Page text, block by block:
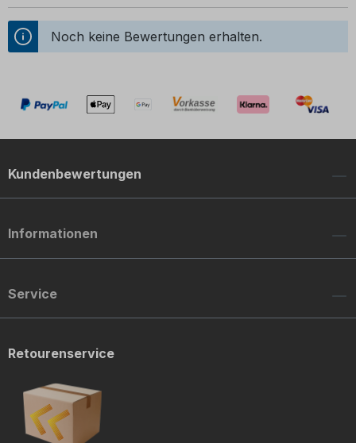
Noch keine Bewertungen erhalten.
Kundenbewertungen
Informationen
Service
Retourenservice